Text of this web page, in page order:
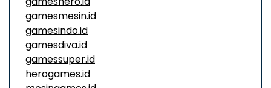
gamesmesin.id
gamesindo.id
gamesdiva.id
gamessuper.id
herogames.id